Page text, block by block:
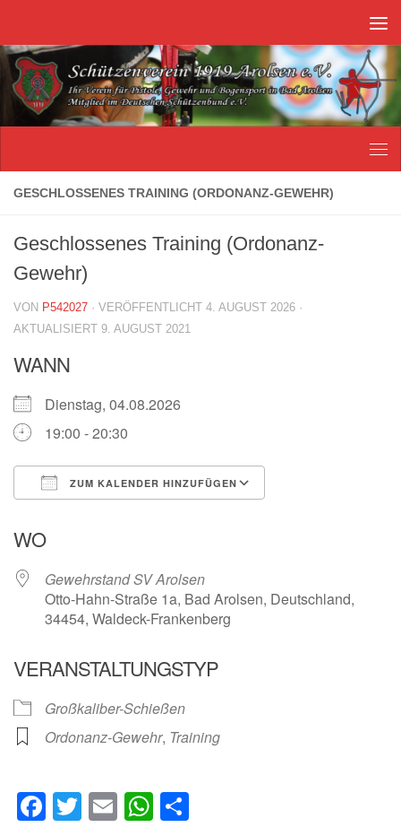
GESCHLOSSENES TRAINING (ORDONANZ-GEWEHR)
Geschlossenes Training (Ordonanz-
Gewehr)
VON P542027 · VERÖFFENTLICHT 4. AUGUST 2026 ·
AKTUALISIERT 9. AUGUST 2021
WANN
Dienstag, 04.08.2026
19:00 - 20:30
ZUM KALENDER HINZUFÜGEN
WO
Gewehrstand SV Arolsen
Otto-Hahn-Straße 1a, Bad Arolsen, Deutschland,
34454, Waldeck-Frankenberg
VERANSTALTUNGSTYP
Großkaliber-Schießen
Ordonanz-Gewehr, Training
Facebook
Twitter
EmailWhatsApp